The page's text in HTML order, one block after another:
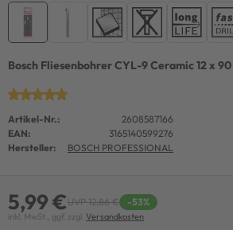
Bosch Fliesenbohrer CYL-9 Ceramic 12 x
Artikel-Nr.:
2608587166
EAN:
3165140599276
Hersteller:
BOSCH PROFESSIONAL
5,99 €UVP 12,86 € -53%
inkl. MwSt., ggf. zzgl. Versandkosten